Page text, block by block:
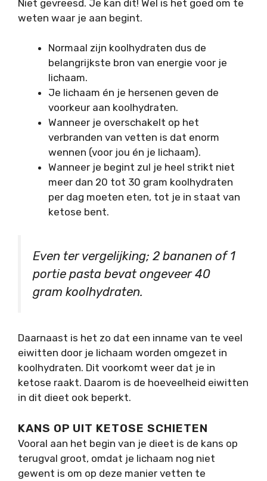
Niet gevreesd. Je kan dit! Wel is het goed om te
weten waar je aan begint.
Normaal zijn koolhydraten dus de
belangrijkste bron van energie voor je
lichaam.
Je lichaam én je hersenen geven de
voorkeur aan koolhydraten.
Wanneer je overschakelt op het
verbranden van vetten is dat enorm
wennen (voor jou én je lichaam).
Wanneer je begint zul je heel strikt niet
meer dan 20 tot 30 gram koolhydraten
per dag moeten eten, tot je in staat van
ketose bent.
Even ter vergelijking; 2 bananen of 1
portie pasta bevat ongeveer 40
gram koolhydraten.
Daarnaast is het zo dat een inname van te veel
eiwitten door je lichaam worden omgezet in
koolhydraten. Dit voorkomt weer dat je in
ketose raakt. Daarom is de hoeveelheid eiwitten
in dit dieet ook beperkt.
KANS OP UIT KETOSE SCHIETEN
Vooral aan het begin van je dieet is de kans op
terugval groot, omdat je lichaam nog niet
gewent is om op deze manier vetten te